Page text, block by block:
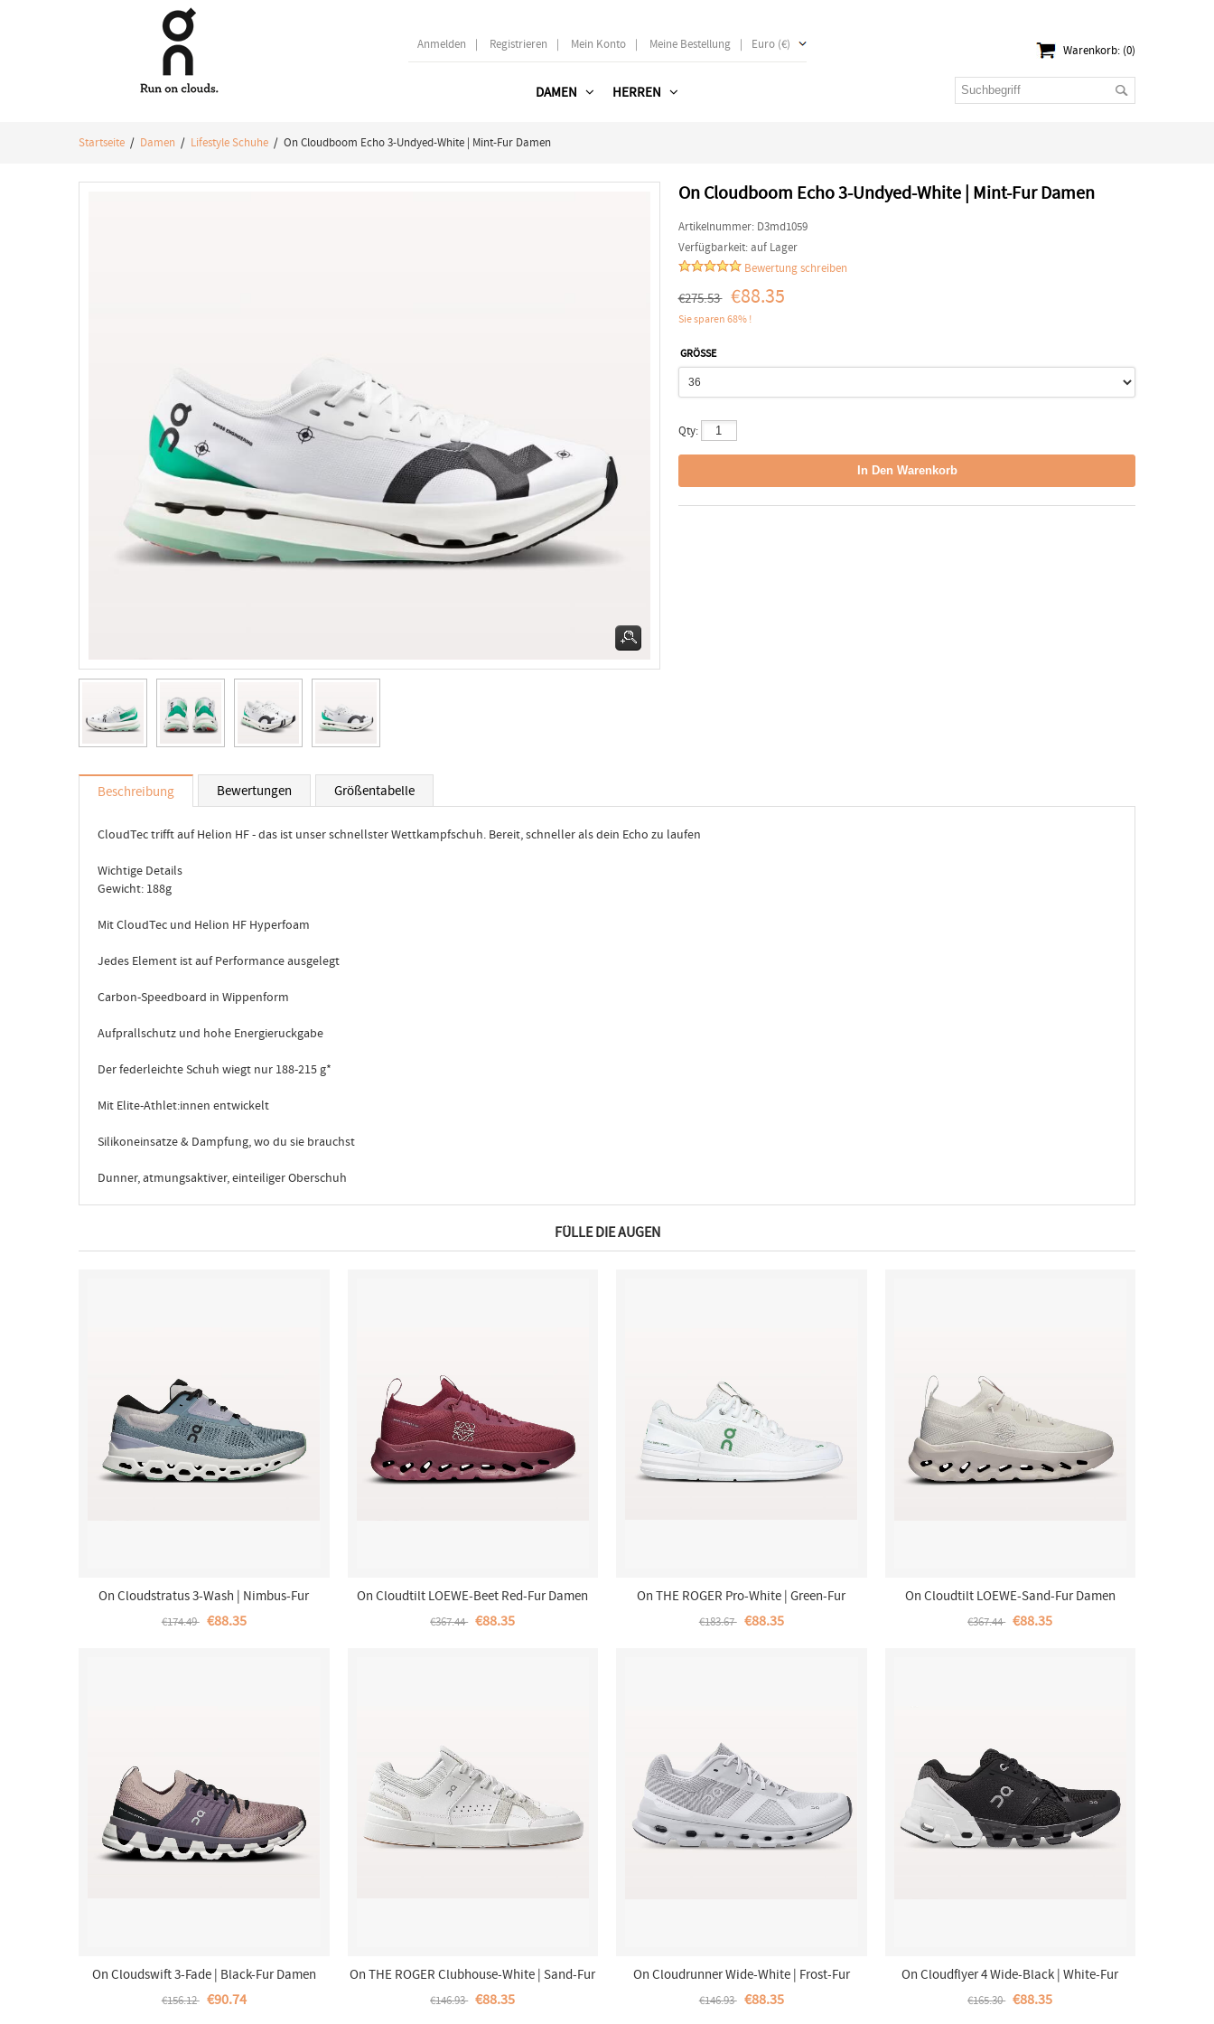
Anmelden | Registrieren | Mein Konto | Meine Bestellung | Euro (€) Warenkorb: (0)
DAMEN HERREN
Startseite / Damen / Lifestyle Schuhe / On Cloudboom Echo 3-Undyed-White | Mint-Fur Damen
On Cloudboom Echo 3-Undyed-White | Mint-Fur Damen
Artikelnummer: D3md1059
Verfügbarkeit:auf Lager
Bewertung schreiben
€275.53 €88.35
Sie sparen 68% !
GRÖSSE
Qty:
Beschreibung Bewertungen Größentabelle
CloudTec trifft auf Helion HF - das ist unser schnellster Wettkampfschuh. Bereit, schneller als dein Echo zu laufen
Wichtige Details
Gewicht: 188g
Mit CloudTec und Helion HF Hyperfoam
Jedes Element ist auf Performance ausgelegt
Carbon-Speedboard in Wippenform
Aufprallschutz und hohe Energieruckgabe
Der federleichte Schuh wiegt nur 188-215 g*
Mit Elite-Athlet:innen entwickelt
Silikoneinsatze & Dampfung, wo du sie brauchst
Dunner, atmungsaktiver, einteiliger Oberschuh
FÜLLE DIE AUGEN
On Cloudstratus 3-Wash | Nimbus-Fur
Damen
€174.49 €88.35
On Cloudtilt LOEWE-Beet Red-Fur Damen
€367.44 €88.35
On THE ROGER Pro-White | Green-Fur
Damen
€183.67 €88.35
On Cloudtilt LOEWE-Sand-Fur Damen
€367.44 €88.35
On Cloudswift 3-Fade | Black-Fur Damen
€156.12 €90.74
On THE ROGER Clubhouse-White | Sand-Fur
Damen
€146.93 €88.35
On Cloudrunner Wide-White | Frost-Fur
Damen
€146.93 €88.35
On Cloudflyer 4 Wide-Black | White-Fur
Damen
€165.30 €88.35